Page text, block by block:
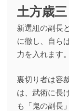
土方歳三
新選組の副長
に徹し、自ら
力を入れます。
裏切り者は容
は、武術に長
も「鬼の副長